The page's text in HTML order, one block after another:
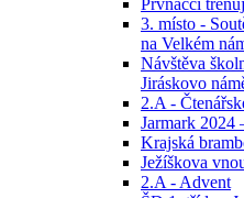
Prvňáčci
3. místo -
na Velkém
Návštěva
Jiráskovo
2.A -
Jarmark 2024
Krajská
Ježíškova
2.A - Advent